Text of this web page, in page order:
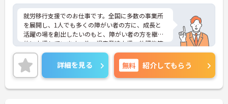
就労移行支援でのお仕事です。全国に多数の事業所
を展開し、1人でも多くの障がい者の方に、成長と
活躍の場を創出したいのもと、障がい者の方を継続
的に支援しています。他、児童発達支援、放課後等
デイサービスも展開しており安定感も抜群です。
ご興味ある方には、面接対策ポイントなど、さらに
詳細をお話しいたしますのでお気軽にご相談くださ
い！
詳細を見る 無料 紹介してもらう